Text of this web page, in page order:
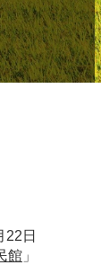
日
館 」